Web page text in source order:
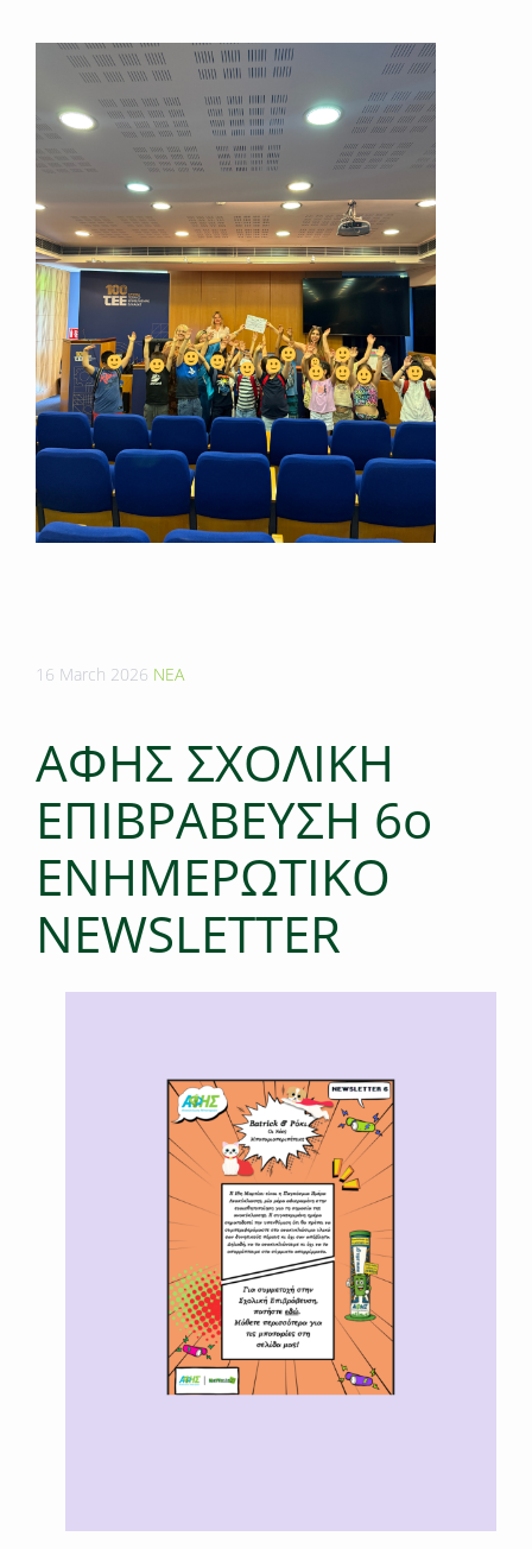
16 March 2026 ΝΕΑ
AΦΗΣ ΣΧΟΛΙΚΗ
ΕΠΙΒΡΑΒΕΥΣΗ 6ο
ΕΝΗΜΕΡΩΤΙΚΟ
ΝΕWSLETTER